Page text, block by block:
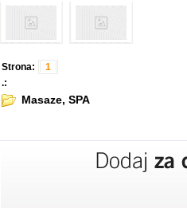
Strona:
1
.:
Masaze, SPA